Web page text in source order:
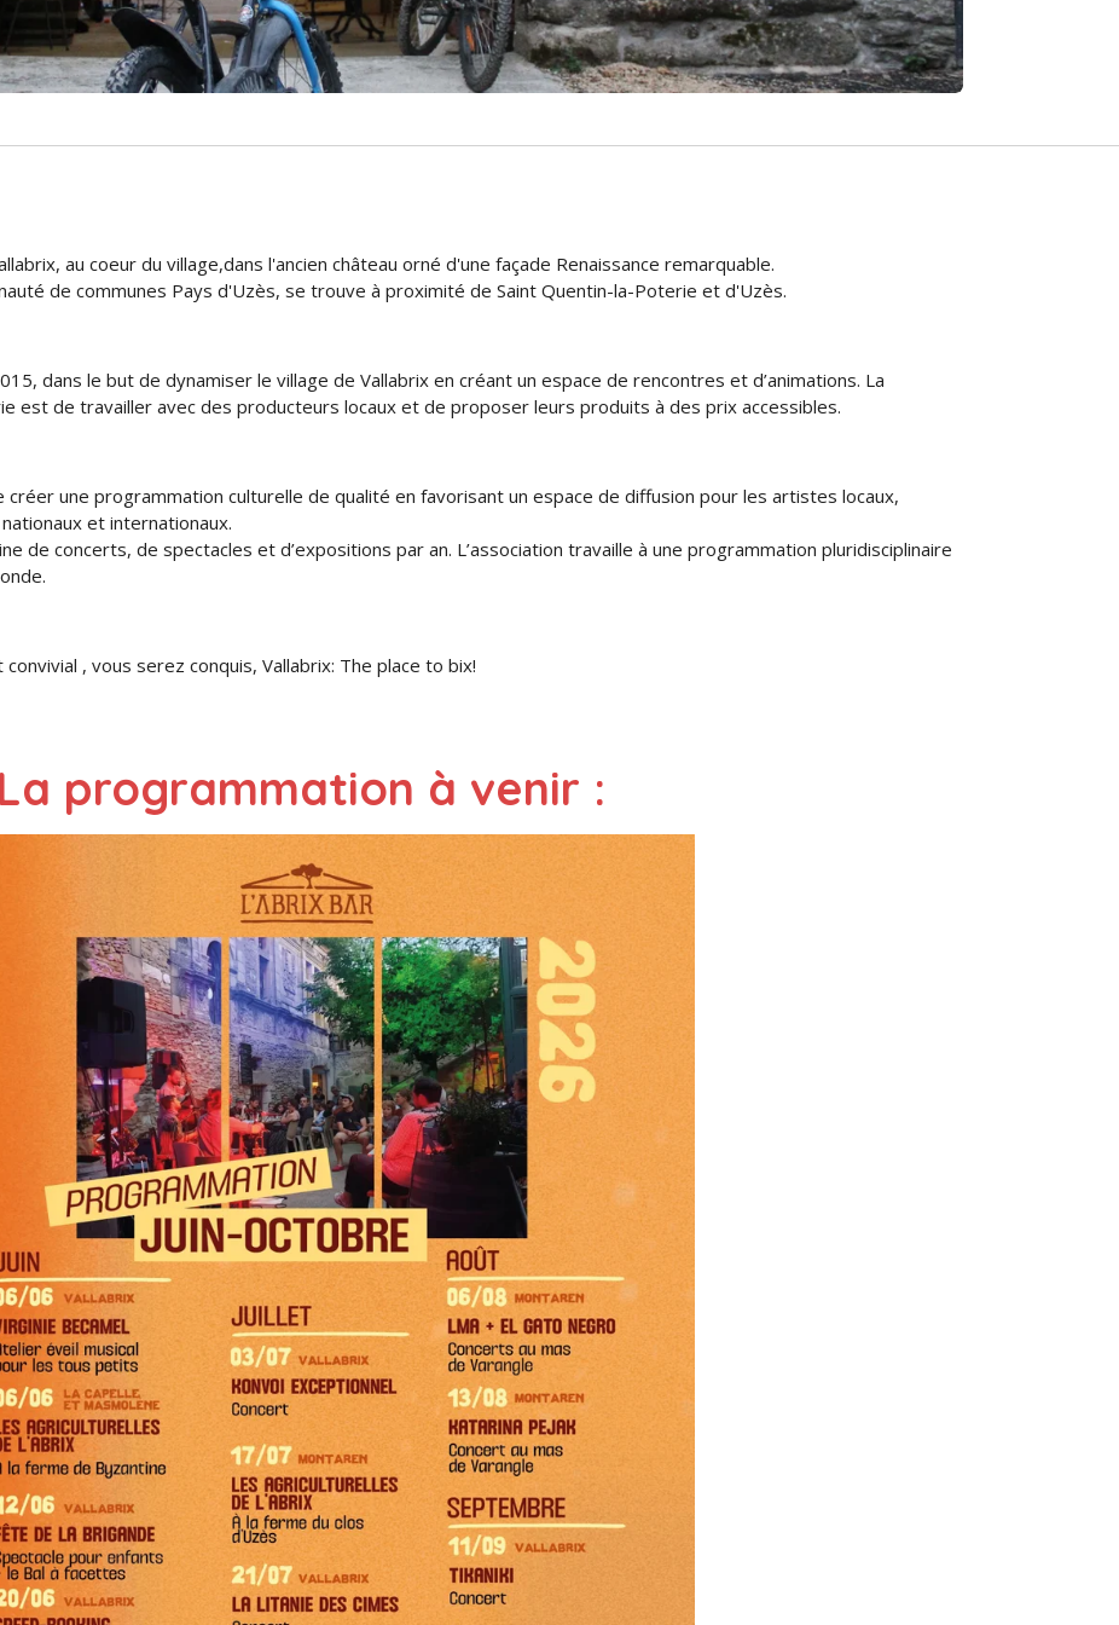
au coeur du village,dans l'ancien château orné d'une façade Renaissance remarquable.
de communes Pays d'Uzès, se trouve à proximité de Saint Quentin-la-Poterie et d'Uzès.
dans le but de dynamiser le village de Vallabrix en créant un espace de rencontres et d’animations. La
est de travailler avec des producteurs locaux et de proposer leurs produits à des prix accessibles.
créer une programmation culturelle de qualité en favorisant un espace de diffusion pour les artistes locaux,
et internationaux.
de concerts, de spectacles et d’expositions par an. L’association travaille à une programmation pluridisciplinaire
, vous serez conquis, Vallabrix: The place to bix!
La programmation à venir :